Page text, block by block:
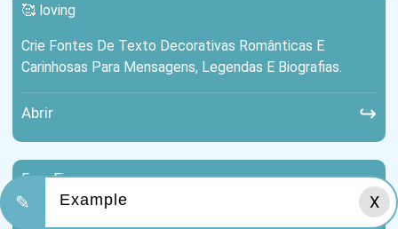
✎ X
🥰 loving
Crie Fontes De Texto Decorativas Românticas E
Carinhosas Para Mensagens, Legendas E Biografias.
Abrir ↪
Free Fire
Gere Fontes Estilosas Para Apelidos No Free Fire Com